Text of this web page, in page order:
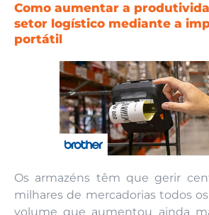
Como aumentar a
setor logístico mediante a
portátil
Os armazéns têm que gerir
milhares de mercadorias todos
volume que aumentou ainda